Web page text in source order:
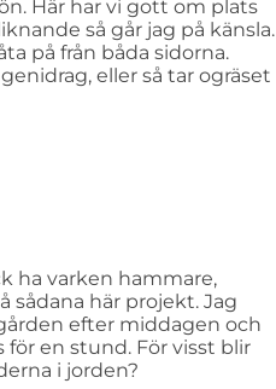
Här har vi gott om plats
så går jag på känsla.
på från båda sidorna.
eller så tar ogräset
ha varken hammare,
sådana här projekt. Jag
efter middagen och
en stund. För visst blir
i jorden?